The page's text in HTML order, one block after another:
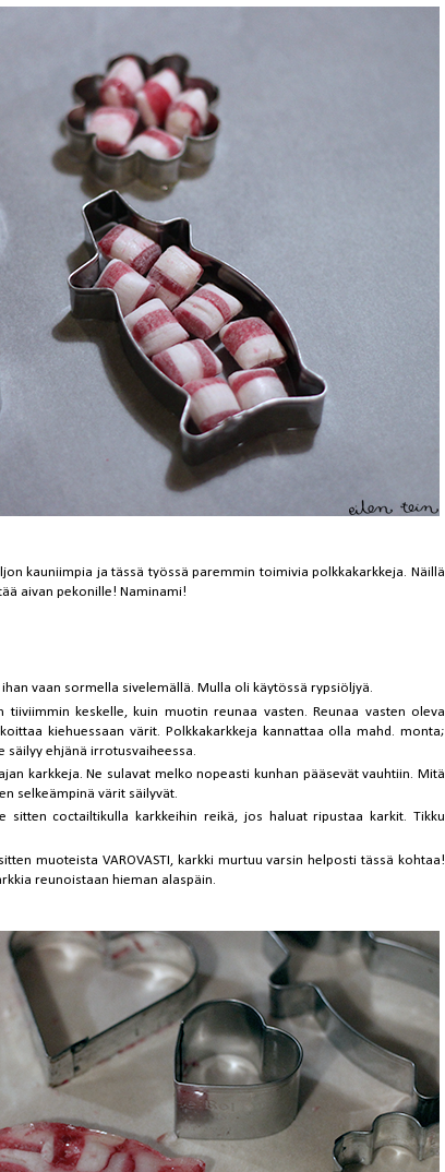
kauniimpia ja tässä työssä paremmin toimivia polkkakarkkeja. Näillä
aivan pekonille! Naminami!
vaan sormella sivelemällä. Mulla oli käytössä rypsiöljyä.
tiiviimmin keskelle, kuin muotin reunaa vasten. Reunaa vasten oleva
kiehuessaan värit. Polkkakarkkeja kannattaa olla mahd. monta;
säilyy ehjänä irrotusvaiheessa.
karkkeja. Ne sulavat melko nopeasti kunhan pääsevät vauhtiin. Mitä
selkeämpinä värit säilyvät.
sitten coctailtikulla karkkeihin reikä, jos haluat ripustaa karkit. Tikku
muoteista VAROVASTI, karkki murtuu varsin helposti tässä kohtaa!
reunoistaan hieman alaspäin.